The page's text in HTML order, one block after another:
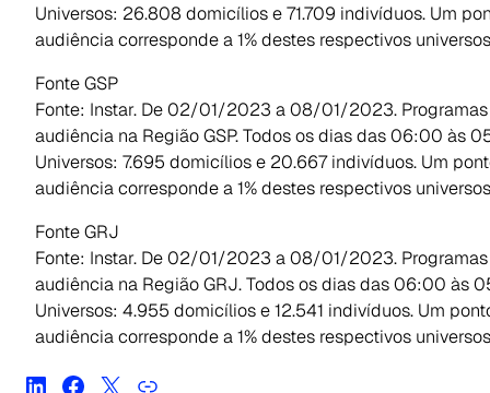
Universos: 26.808 domicílios e 71.709 indivíduos. Um
audiência corresponde a 1% destes respectivos
Fonte GSP
Fonte: Instar. De 02/01/2023 a 08/01/2023.
audiência na Região GSP. Todos os dias das 06:00 às
Universos: 7.695 domicílios e 20.667 indivíduos. Um
audiência corresponde a 1% destes respectivos
Fonte GRJ
Fonte: Instar. De 02/01/2023 a 08/01/2023.
audiência na Região GRJ. Todos os dias das 06:00 às
Universos: 4.955 domicílios e 12.541 indivíduos. Um
audiência corresponde a 1% destes respectivos